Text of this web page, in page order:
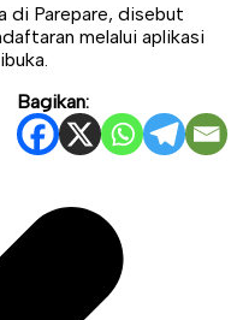
di Parepare, disebut
melalui aplikasi
Bagikan: